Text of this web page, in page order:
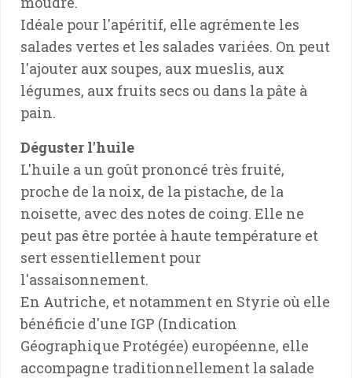
Idéale pour l'apéritif, elle agrémente les
salades vertes et les salades variées. On peut
l'ajouter aux soupes, aux mueslis, aux
légumes, aux fruits secs ou dans la pâte à
pain.
Déguster l'huile
L'huile a un goût prononcé très fruité,
proche de la noix, de la pistache, de la
noisette, avec des notes de coing. Elle ne
peut pas être portée à haute température et
sert essentiellement pour
l'assaisonnement.
En Autriche, et notamment en Styrie où elle
bénéficie d'une IGP (Indication
Géographique Protégée) européenne, elle
accompagne traditionnellement la salade